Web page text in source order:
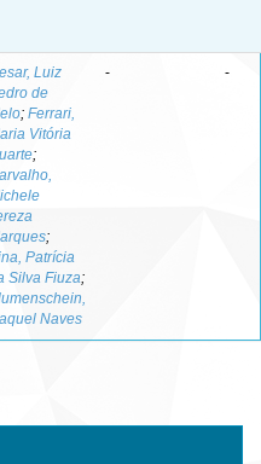
Luiz
de
; Ferrari,
Vitória
;
;
Patrícia
Silva Fiuza;
Naves
- -